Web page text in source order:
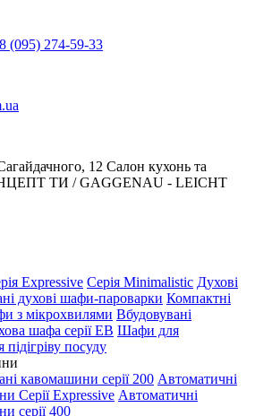
(095) 274-59-33
12 Салон кухонь та
ТИ / GAGGENAU - LEICHT
Expressive Серія Minimalistic Духові
духові шафи-пароварки Компактні
з мікрохвилями Вбудовувані
шафа серії EB Шафи для
посуду
кавомашини серії 200 Автоматичні
Серії Expressive Автоматичні
серії 400